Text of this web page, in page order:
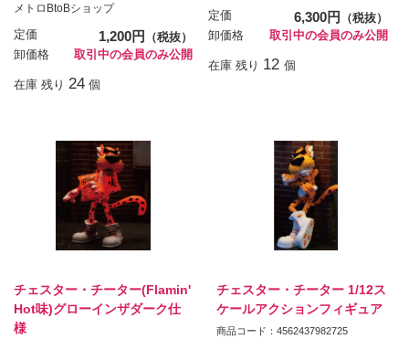
メトロBtoBショップ
定価 1,200円
（税抜）
卸価格
取引中の会員のみ公開
在庫 残り 24 個
定価 6,300円
（税抜）
卸価格
取引中の会員のみ公開
在庫 残り 12 個
チェスター・チーター(Flamin'
Hot味)グローインザダーク仕
様
チェスター・チーター 1/12ス
ケールアクションフィギュア
商品コード：4562437982725